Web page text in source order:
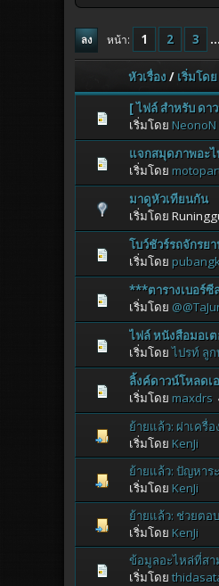
ลง หน้า 1 2 3 ...
หัวเรื่อง/ เริ่มโดย
[ ไฟล์ สำหรับ ดา
เริ่มโดย NeonoN
แจกสมุดภาพอะไ
เริ่มโดย
มาดูหัวเทียนกัน
เริ่มโดย
โบว์ชัวร์รถจักรย
เริ่มโดย
***ตารางเบอร์
เริ่มโดย
ไฟล์ หนังสือมอเ
เริ่มโดยไปรท์ ลู
ลิ้งค์ดาวน์โหลดเ
เริ่มโดย maxdrs
ย้ายแล้ว: ผ่าเครื่
เริ่มโดย KenJi
ย้ายแล้ว: ปัญหาร
เริ่มโดย KenJi
ย้ายแล้ว: ช่วยตอ
เริ่มโดย KenJi
ข้อมูลอะไหล่ที่สา
เริ่มโดย